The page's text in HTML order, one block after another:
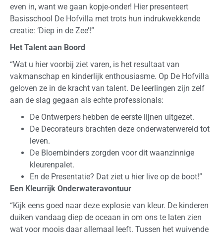
even in, want we gaan kopje-onder! Hier presenteert
Basisschool De Hofvilla met trots hun indrukwekkende
creatie: ‘Diep in de Zee’!”
Het Talent aan Boord
“Wat u hier voorbij ziet varen, is het resultaat van
vakmanschap en kinderlijk enthousiasme. Op De Hofvilla
geloven ze in de kracht van talent. De leerlingen zijn zelf
aan de slag gegaan als echte professionals:
De Ontwerpers hebben de eerste lijnen uitgezet.
De Decorateurs brachten deze onderwaterwereld tot
leven.
De Bloembinders zorgden voor dit waanzinnige
kleurenpalet.
En de Presentatie? Dat ziet u hier live op de boot!”
Een Kleurrijk Onderwateravontuur
“Kijk eens goed naar deze explosie van kleur. De kinderen
duiken vandaag diep de oceaan in om ons te laten zien
wat voor moois daar allemaal leeft. Tussen het wuivende